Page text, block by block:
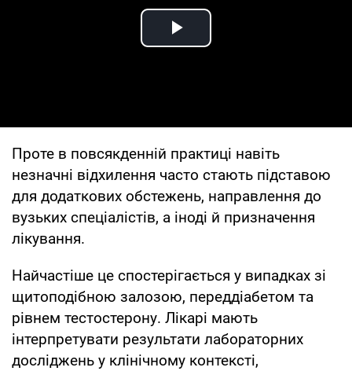
Play Video
Проте в повсякденній практиці навіть
незначні відхилення часто стають підставою
для додаткових обстежень, направлення до
вузьких спеціалістів, а іноді й призначення
лікування.
Найчастіше це спостерігається у випадках зі
щитоподібною залозою, переддіабетом та
рівнем тестостерону. Лікарі мають
інтерпретувати результати лабораторних
досліджень у клінічному контексті,